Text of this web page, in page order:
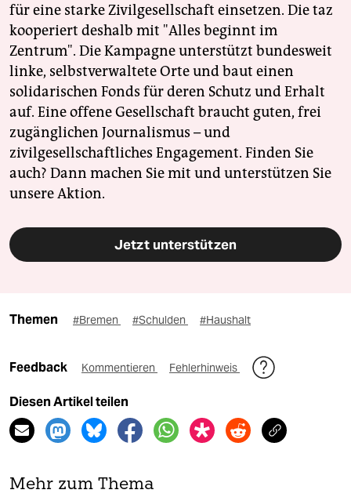
für eine starke Zivilgesellschaft einsetzen. Die taz
kooperiert deshalb mit "Alles beginnt im
Zentrum". Die Kampagne unterstützt bundesweit
linke, selbstverwaltete Orte und baut einen
solidarischen Fonds für deren Schutz und Erhalt
auf. Eine offene Gesellschaft braucht guten, frei
zugänglichen Journalismus – und
zivilgesellschaftliches Engagement. Finden Sie
auch? Dann machen Sie mit und unterstützen Sie
unsere Aktion.
Jetzt unterstützen
Themen #Bremen #Schulden #Haushalt
Feedback Kommentieren Fehlerhinweis
Diesen Artikel teilen
Mehr zum Thema